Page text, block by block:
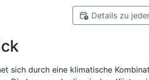
Details zu
sich durch eine klimatische